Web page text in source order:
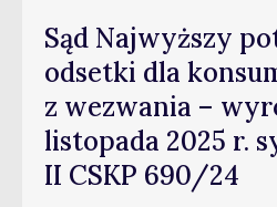
Sąd Najwyższy
odsetki dla
z wezwania –
listopada 2025 r.
II CSKP 690/24